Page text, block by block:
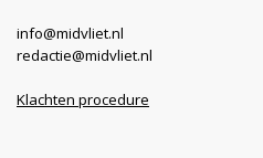
info@midvliet.nl
redactie@midvliet.nl
Klachten procedure